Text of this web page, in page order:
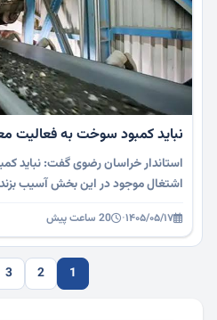
نباید کمبود سوخت به فعالیت
استاندار خراسان رضوی گفت: نباید
اشتغال موجود در این بخش آسیب
۱۴۰۵/۰۵/۱۷· 20 ساعت پیش
1
2
3